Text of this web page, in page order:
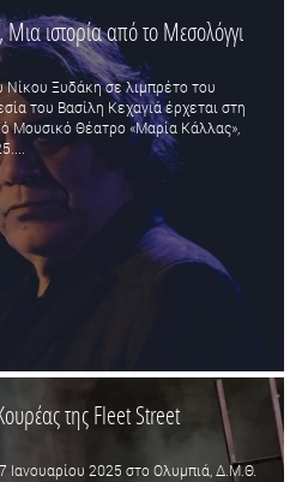
ιστορία από το Μεσολόγγι
Νίκου Ξυδάκη σε λιμπρέτο του
του Βασίλη Κεχαγιά έρχεται στη
Μουσικό Θέατρο «Μαρία Κάλλας»,
της Fleet Street
Ιανουαρίου 2025 στο Ολυμπιά, Δ.Μ.Θ.